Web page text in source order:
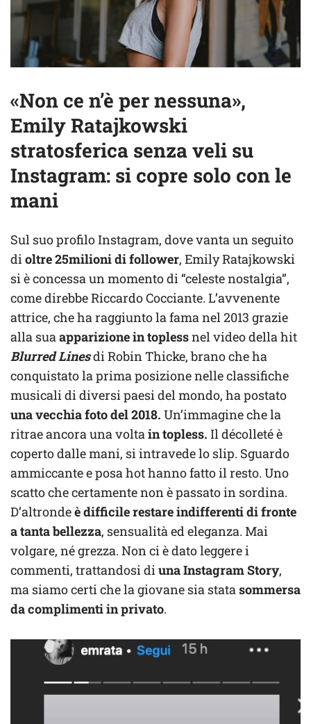
«Non ce n’è per nessuna»,
Emily Ratajkowski
stratosferica senza veli su
Instagram: si copre solo con le
mani
Sul suo profilo Instagram, dove vanta un seguito
dioltre 25milioni di follower, Emily Ratajkowski
si è concessa un momento di “celeste nostalgia”,
come direbbe Riccardo Cocciante. L’avvenente
attrice, che ha raggiunto la fama nel 2013 grazie
alla suaapparizione in toplessnel video della hit
Blurred Linesdi Robin Thicke, brano che ha
conquistato la prima posizione nelle classifiche
musicali di diversi paesi del mondo, ha postato
una vecchia foto del 2018. Un’immagine che la
ritrae ancora una voltain topless. Il décolleté è
coperto dalle mani, si intravede lo slip. Sguardo
ammiccante e posa hot hanno fatto il resto. Uno
scatto che certamente non è passato in sordina.
D’altrondeè difficile restare indifferenti di fronte
a tanta bellezza, sensualità ed eleganza. Mai
volgare, né grezza. Non ci è dato leggere i
commenti, trattandosi diuna Instagram Story,
ma siamo certi che la giovane sia statasommersa
da complimenti in privato.